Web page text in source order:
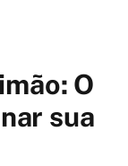
O
sua